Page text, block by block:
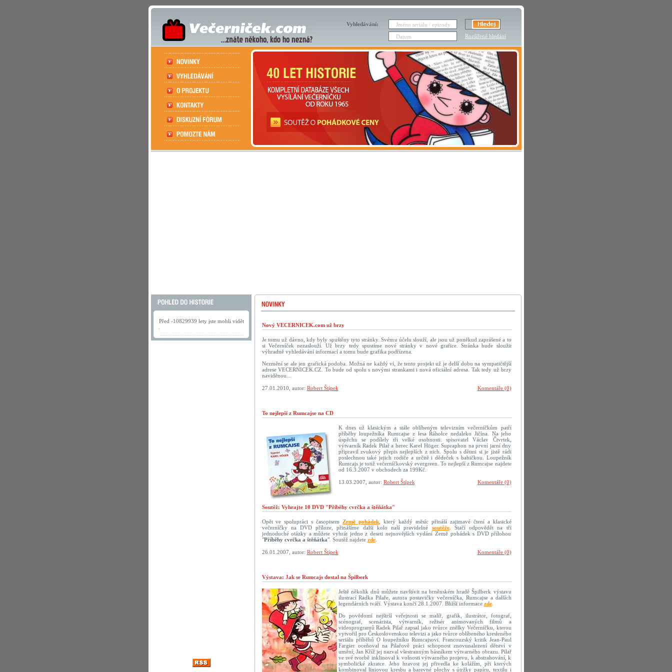
Vyhledávání:
Rozšířené hledání
Před -10829939 lety jste mohli vidět
Nový VECERNICEK.com už brzy
Je tomu už dávno, kdy byly spuštěny tyto stránky. Svému účelu slouží, ale jsou už poněkud zaprášené a to
si Večerníček nezaslouží. Už brzy tedy spustíme nové stránky v nové grafice. Stránka bude sloužit
výhradně vyhledávání informací a tomu bude grafika podřízena.
Nezmění se ale jen grafická podoba. Možná ne každý ví, že tento projekt už je delší dobu na sympatičtější
adrese VECERNICEK.CZ. To bude od spolu s novými strankami i nová oficiální adresa. Tak tedy už brzy
naviděnou...
Komentáře (0)
27.01.2010, autor: Robert Štípek
To nejlepší z Rumcajse na CD
K dnes už klasickým a stále oblíbeným televizním večerníčkům patří
příběhy loupežníka Rumcajse z lesa Řáholce nedaleko Jičína. Na jeho
úspěchu se podílely tři velké osobnosti: spisovatel Václav Čtvrtek,
výtvarník Radek Pilař a herec Karel Höger. Supraphon na první jarní dny
připravil zvukový přepis nejlepších z nich. Spolu s dětmi si je jistě rádi
poslechnou také jejich rodiče a určitě i dědeček s babičkou. Loupežník
Rumcajs je totiž večerníčkovský evergreen. To nejlepší z Rumcajse najdete
od 16.3.2007 v obchodech za 199Kč.
Komentáře (0)
13.03.2007, autor: Robert Štípek
Soutěž: Vyhrajte 10 DVD "Příběhy cvrčka a štěňátka"
Opět ve spolupráci s časopisemZemě pohádek , který každý měsíc přináší zajimavé čtení a klasické
večerníčky na DVD příloze, přinášíme další kolo naší pravidelné soutěže. Stačí odpovědět na tři
jednoduché otázky a můžete vyhrát jedno z deseti nejnovějších vydání Země pohádek s DVD přílohou
"Příběhy cvrčka a štěňátka". Soutěž najdete zde.
Komentáře (0)
26.01.2007, autor: Robert Štípek
Výstava: Jak se Rumcajs dostal na Špilberk
Ještě několik dnů můžete navštívit na brněnském hradě Špilberk výstavu
ilustrací Radka Pilaře, autora postavičky večerníčka, Rumcajse a dalších
legendárních tváří. Výstava končí 28.1.2007. Bližší informace zde.
Do povědomí nejširší veřejnosti se malíř, grafik, ilustrátor, fotograf,
scénograf, scenárista, výtvarník, režisér animovaných filmů a
videoprogramů Radek Pilař zapsal jako tvůrce znělky Večerníčku, kterou
vytvořil pro Československou televizi a jako tvůrce oblíbeného kresleného
seriálu příběhů O loupežníku Rumcajsovi. Francouzský kritik Jean-Paul
Fargier oceňoval na Pilařově práci schopnost znovunalezení dětství v
umění; Jan Kříž jej nazval všestranným básníkem výtvarného obrazu. Pilař
ve své tvorbě inklinoval k volnosti výtvarného projevu, k abstrahování, k
symbolické zkratce. Jeho hravost jej přivedla ke kolážím, při kterých
kombinoval liniovou kresbu a barevné plochy s útržky papíru, textilu i